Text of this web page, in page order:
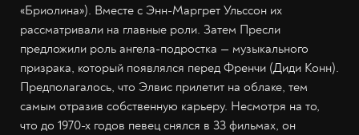
«Бриолина»). Вместе с Энн-Маргрет Ульссон их
рассматривали на главные роли. Затем Пресли
предложили роль ангела-подростка — музыкального
призрака, который появлялся перед Френчи (Диди Конн).
Предполагалось, что Элвис прилетит на облаке, тем
самым отразив собственную карьеру. Несмотря на то,
что до 1970-х годов певец снялся в 33 фильмах, он